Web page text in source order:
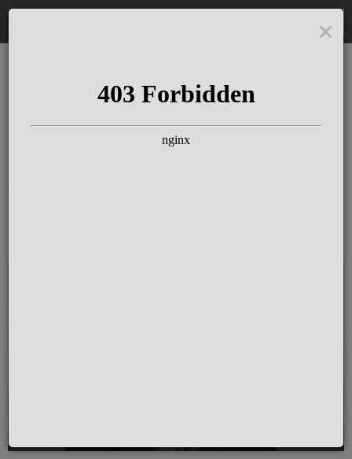
The Schloss Elmau
Experience
Seit mehr als 100 Jahren Konzerte &
Autoren am Puls der Zeit. Täglich Jazz mit